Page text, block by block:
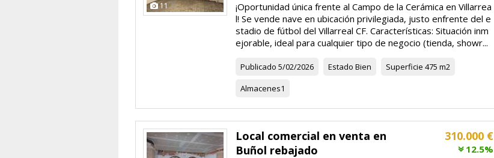
11
¡Oportunidad única frente al Campo de la Cerámica en Villarrea
l! Se vende nave en ubicación privilegiada, justo enfrente del e
stadio de fútbol del Villarreal CF. Características: Situación inm
ejorable, ideal para cualquier tipo de negocio (tienda, showr...
Publicado 5/02/2026 Estado Bien Superficie 475 m2
Almacenes1
310.000 €
12.5%
Local comercial en venta en
Buñol rebajado